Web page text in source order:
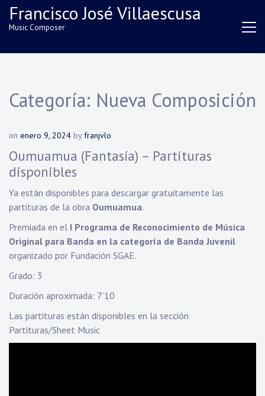
SkipFrancisco José Villaescusa
Music Composer
Categoría: Nueva Composición
on enero 9, 2024 byfranjvlo
Oumuamua (Fantasía) – Partituras
disponibles
Ya están disponibles para descargar gratuitamente las
partituras de la obra Oumuamua.
Premiada en el I Programa de Reconocimiento de Música
Original para Banda en la categoría de Banda Juvenil
organizado por Fundación SGAE.
Grado: 3
Duración aproximada: 7’10
Las partituras están disponibles en la sección
Partituras/Sheet Music